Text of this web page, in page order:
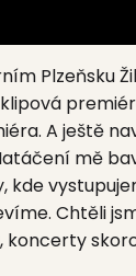
Plzeňsku
A ještě
mě
kde
Chtěli